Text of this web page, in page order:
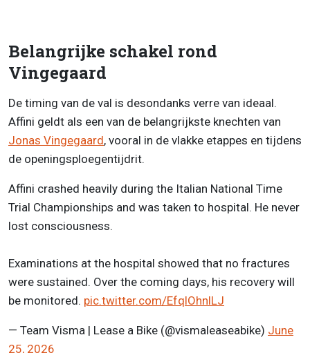
Belangrijke schakel rond
Vingegaard
De timing van de val is desondanks verre van ideaal.
Affini geldt als een van de belangrijkste knechten van
Jonas Vingegaard, vooral in de vlakke etappes en tijdens
de openingsploegentijdrit.
Affini crashed heavily during the Italian National Time
Trial Championships and was taken to hospital. He never
lost consciousness.
Examinations at the hospital showed that no fractures
were sustained. Over the coming days, his recovery will
be monitored. pic.twitter.com/EfqlOhnlLJ
— Team Visma | Lease a Bike (@vismaleaseabike) June
25, 2026